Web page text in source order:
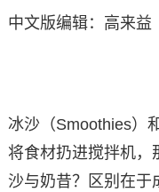
中文版编辑：高来益
冰沙（Smoothies）
将食材扔进搅拌机，
沙与奶昔？区别在于